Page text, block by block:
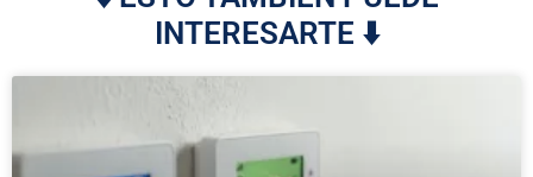
INTERESARTE ⬇️